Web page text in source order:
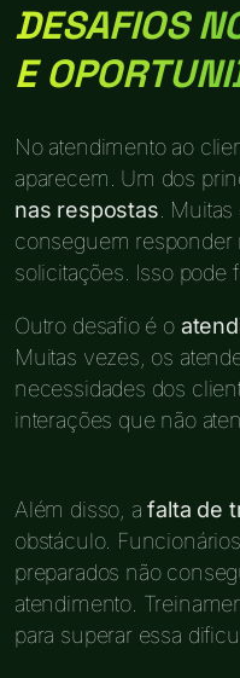
DESAFIOS
E
No atendimento ao
aparecem. Um dos
nas respostas .
conseguem responder
solicitações. Isso pode
Outro desafio é o
Muitas vezes, os
necessidades dos
interações que não
Além disso, afalta de
obstáculo.
preparados não
atendimento.
para superar essa